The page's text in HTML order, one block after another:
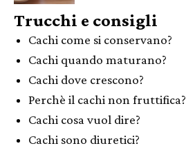
Trucchi e consigli
Cachi come si conservano?
Cachi quando maturano?
Cachi dove crescono?
Perchè il cachi non fruttifica?
Cachi cosa vuol dire?
Cachi sono diuretici?